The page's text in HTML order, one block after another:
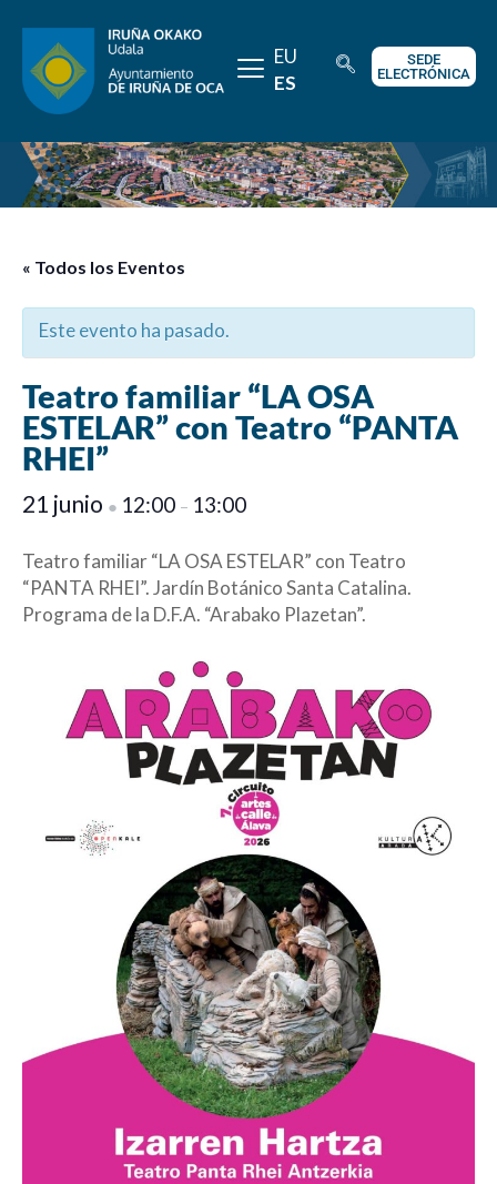
EU
ES
SEDE
ELECTRÓNICA
« Todos los Eventos
Este evento ha pasado.
Teatro familiar “LA OSA
ESTELAR” con Teatro “PANTA
RHEI”
21 junio ● 12:00 – 13:00
Teatro familiar “LA OSA ESTELAR” con Teatro
“PANTA RHEI”. Jardín Botánico Santa Catalina.
Programa de la D.F.A. “Arabako Plazetan”.